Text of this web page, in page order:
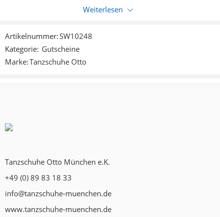
Nur eingeloggte Kunden, die dieses Produkt gekauft haben,
Rezensionen
Weiterlesen
Artikelnummer:SW10248
Kategorie: Gutscheine
Marke:Tanzschuhe Otto
Tanzschuhe Otto München e.K.
+49 (0) 89 83 18 33
info@tanzschuhe-muenchen.de
www.tanzschuhe-muenchen.de